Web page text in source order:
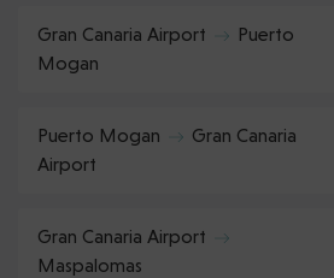
Gran Canaria Airport
Puerto
Mogan
Puerto Mogan
Gran Canaria
Airport
Gran Canaria Airport
Maspalomas